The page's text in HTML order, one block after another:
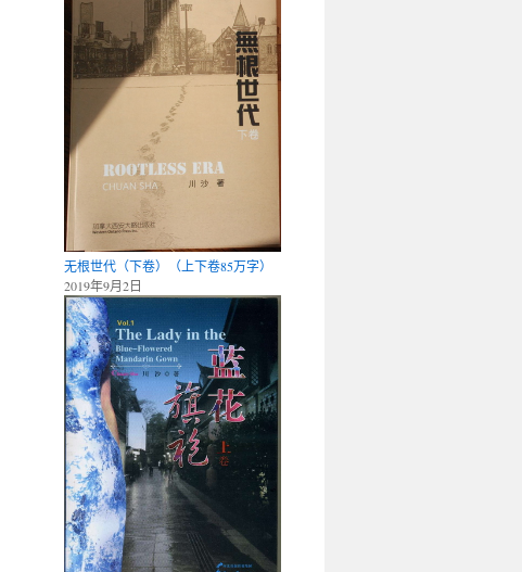
无根世代（下卷）（上下卷85万字）
2019年9月2日